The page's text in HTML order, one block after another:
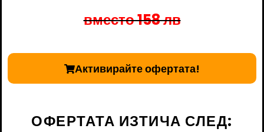
вместо 158 лв
Активирайте офертата!
ОФЕРТАТА ИЗТИЧА СЛЕД: